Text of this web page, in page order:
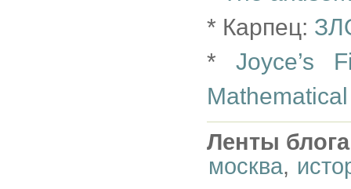
* Карпец:
* Joyce’s
Ленты
москва,